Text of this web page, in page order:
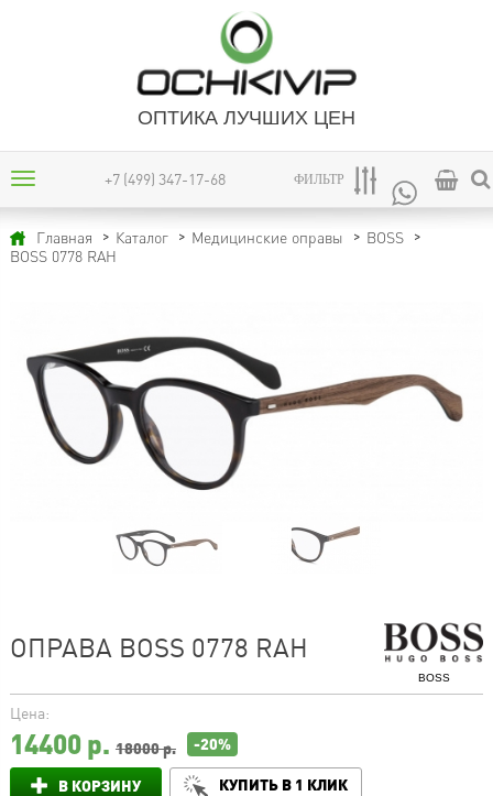
ОПТИКА ЛУЧШИХ ЦЕН
+7 (499) 347-17-68 ФИЛЬТР
Главная Каталог Медицинские оправы
BOSS
BOSS 0778 RAH
BOSS
ОПРАВА BOSS 0778 RAH
Цена:
14400р. 18000 р. -20%
В КОРЗИНУ КУПИТЬ В 1 КЛИК